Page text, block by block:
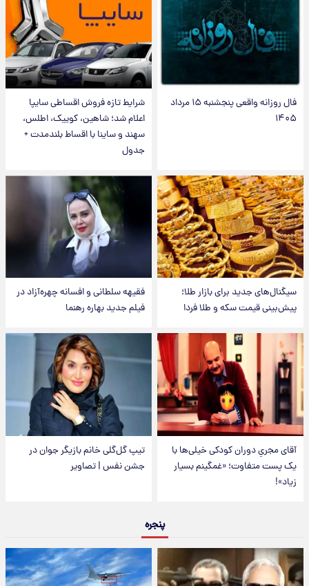
فال روزانه واقعی پنجشنبه ۱۵ مرداد
۱۴۰۵
شرایط تازه فروش اقساطی سایپا
اعلام شد؛ شاهین، کوییک، اطلس،
سهند و ساینا با اقساط بلندمدت +
جدول
سیگنال‌های جدید برای بازار طلا؛
پیش‌بینی قیمت سکه و طلا فردا
فقیهه سلطانی و افسانه چهره‌آزاد در
فیلم جدید بهاره رهنما
آقای مجریِ دوران کودکی خیلی‌ها با
یک پست متفاوت؛ «غمگینم بسیار
زیاد»!
تیپ گل‌گلی خانم بازیگر جوان در
جشن نفس | تصاویر
پنجره